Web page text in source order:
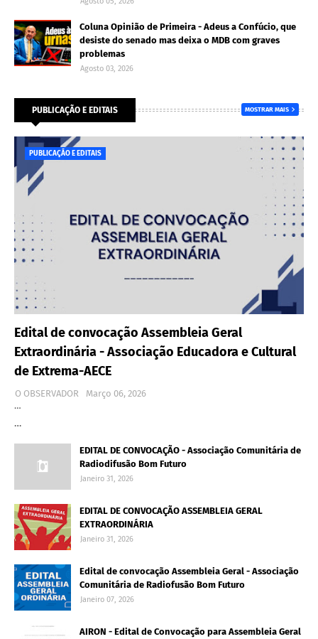
Coluna Opinião de Primeira - Adeus a Confúcio, que
desiste do senado mas deixa o MDB com graves
problemas
Agosto 03, 2026
PUBLICAÇÃO E EDITAIS MOSTRAR MAIS
PUBLICAÇÃO E EDITAIS
Edital de convocação Assembleia Geral
Extraordinária - Associação Educadora e Cultural
de Extrema-AECE
O OBSERVADOR
Março 06, 2026
…
…
EDITAL DE CONVOCAÇÃO - Associação Comunitária de
Radiodifusão Bom Futuro
Janeiro 31, 2026
EDITAL DE CONVOCAÇÃO ASSEMBLEIA GERAL
EXTRAORDINÁRIA
Janeiro 31, 2026
Edital de convocação Assembleia Geral - Associação
Comunitária de Radiofusão Bom Futuro
Janeiro 07, 2026
AIRON - Edital de Convocação para Assembleia Geral